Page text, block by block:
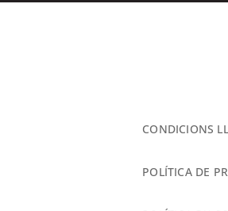
CONDICIONS
POLÍTICA DE